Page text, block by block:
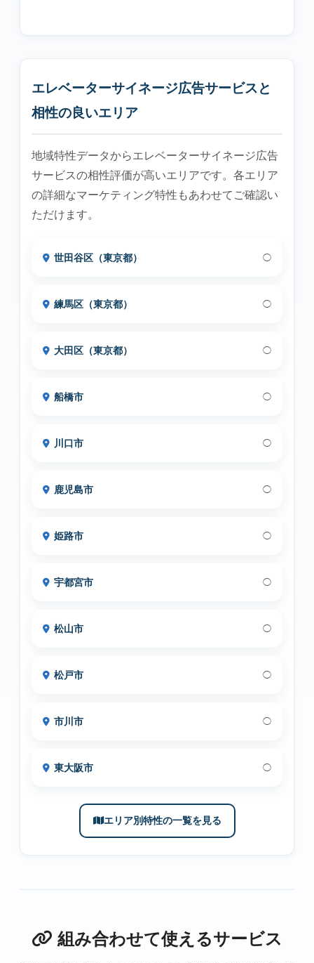
エレベーターサイネージ広告サービスと
相性の良いエリア
地域特性データからエレベーターサイネージ広告
サービスの相性評価が高いエリアです。各エリア
の詳細なマーケティング特性もあわせてご確認い
ただけます。
世田谷区（東京都） ◯
練馬区（東京都） ◯
大田区（東京都） ◯
船橋市 ◯
川口市 ◯
鹿児島市 ◯
姫路市 ◯
宇都宮市 ◯
松山市 ◯
松戸市 ◯
市川市 ◯
東大阪市 ◯
エリア別特性の一覧を見る
組み合わせて使えるサービス